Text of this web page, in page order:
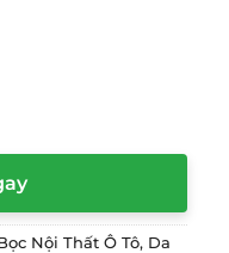
Nội Thất Ô Tô, Da